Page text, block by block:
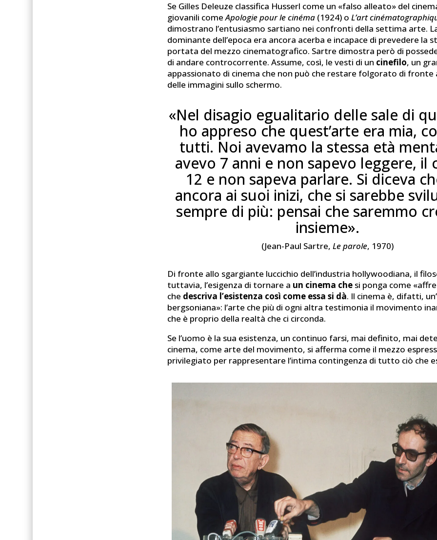
Se Gilles Deleuze classifica Husserl come un «falso alleato» del
giovanili comeApologie pour le cinéma (1924) oL’art
dimostrano l’entusiasmo sartiano nei confronti della settima arte.
dominante dell’epoca era ancora acerba e incapace di prevedere la
portata del mezzo cinematografico. Sartre dimostra però di
di andare controcorrente. Assume, così, le vesti di un cinefilo, un
appassionato di cinema che non può che restare folgorato di fronte
delle immagini sullo schermo.
«Nel disagio egualitario delle sale di
ho appreso che quest’arte era mia,
tutti. Noi avevamo la stessa età
avevo 7 anni e non sapevo leggere, il
12 e non sapeva parlare. Si diceva
ancora ai suoi inizi, che si sarebbe
sempre di più: pensai che saremmo
insieme».
(Jean-Paul Sartre,Le parole, 1970)
Di fronte allo sgargiante luccichio dell’industria hollywoodiana, il
tuttavia, l’esigenza di tornare a un cinema che si ponga come
che descriva l’esistenza così come essa si dà. Il cinema è, difatti,
bergsoniana»: l’arte che più di ogni altra testimonia il movimento
che è proprio della realtà che ci circonda.
Se l’uomo è la sua esistenza, un continuo farsi, mai definito, mai
cinema, come arte del movimento, si afferma come il mezzo
privilegiato per rappresentare l’intima contingenza di tutto ciò che